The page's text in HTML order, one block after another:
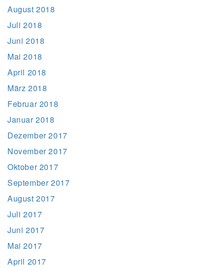
August 2018
Juli 2018
Juni 2018
Mai 2018
April 2018
März 2018
Februar 2018
Januar 2018
Dezember 2017
November 2017
Oktober 2017
September 2017
August 2017
Juli 2017
Juni 2017
Mai 2017
April 2017